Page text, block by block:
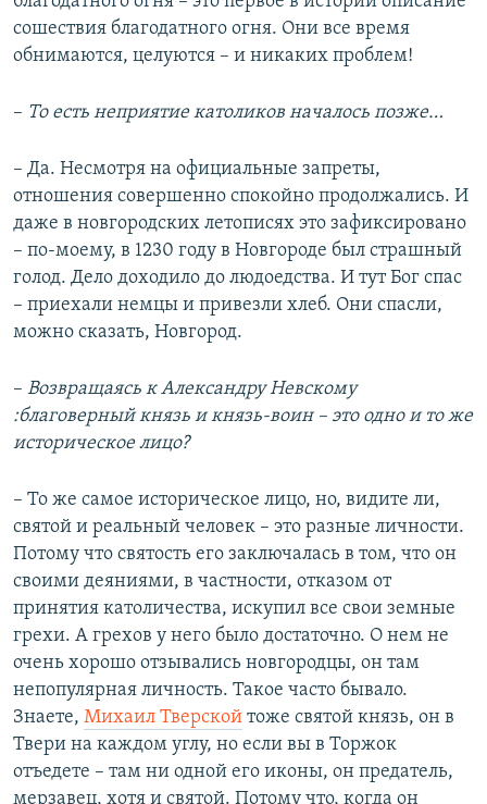
сошествия благодатного огня. Они все время
обнимаются, целуются – и никаких проблем!
– То есть неприятие католиков началось позже…
– Да. Несмотря на официальные запреты,
отношения совершенно спокойно продолжались. И
даже в новгородских летописях это зафиксировано
– по-моему, в 1230 году в Новгороде был страшный
голод. Дело доходило до людоедства. И тут Бог спас
– приехали немцы и привезли хлеб. Они спасли,
можно сказать, Новгород.
– Возвращаясь к Александру Невскому
:благоверный князь и князь-воин – это одно и то же
историческое лицо?
– То же самое историческое лицо, но, видите ли,
святой и реальный человек – это разные личности.
Потому что святость его заключалась в том, что он
своими деяниями, в частности, отказом от
принятия католичества, искупил все свои земные
грехи. А грехов у него было достаточно. О нем не
очень хорошо отзывались новгородцы, он там
непопулярная личность. Такое часто бывало.
Знаете, Михаил Тверской тоже святой князь, он в
Твери на каждом углу, но если вы в Торжок
отъедете – там ни одной его иконы, он предатель,
мерзавец, хотя и святой. Потому что, когда он